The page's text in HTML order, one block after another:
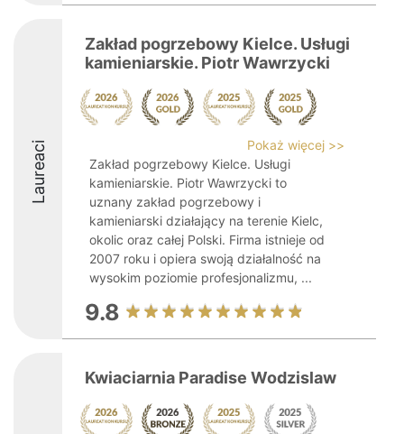
Laureaci
Zakład pogrzebowy Kielce. Usługi
kamieniarskie. Piotr Wawrzycki
Pokaż więcej >>
Zakład pogrzebowy Kielce. Usługi
kamieniarskie. Piotr Wawrzycki to
uznany zakład pogrzebowy i
kamieniarski działający na terenie Kielc,
okolic oraz całej Polski. Firma istnieje od
2007 roku i opiera swoją działalność na
wysokim poziomie profesjonalizmu, ...
9.8
Kwiaciarnia Paradise Wodzislaw